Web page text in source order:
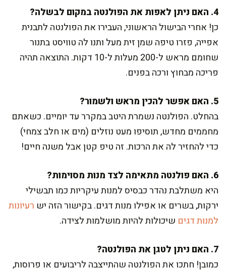
4. האם ניתן לאפות את הפולנטה במקום לבשלה?
כן! אחרי הבישול הראשוני, העבירו את הפולנטה לתבנית
אפייה, פזרו טיפה שמן זית מעל ותנו לה טוויסט בתנור
שחומם מראש ל-200 מעלות ל-10 דקות. התוצאה תהיה
פריכה מבחוץ ורכה בפנים.
5. האם אפשר להכין מראש ולשמור?
בהחלט. הפולנטה נשמרת היטב במקרר עד יומיים. כשאתם
מחממים מחדש, תוסיפו מעט נוזלים (מים או חלב צמחי)
כדי להחזיר לה את הרכות. זה טיפ קטן אבל משנה חיים!
6. האם פולנטה מתאימה לצד מנות מסוימות?
היא משתלבת נהדר כבסיס למנות עיקריות כמו תבשילי
ירקות, בשרים או אפילו מנות דגים. בקישור הזה יש רעיונות
למנות דגים שיכולות להיות מושלמות לצידה.
7. האם ניתן לטגן את הפולנטה?
כמובן! חתכו את הפולנטה שהתייצבה לריבועים או פרוסות,